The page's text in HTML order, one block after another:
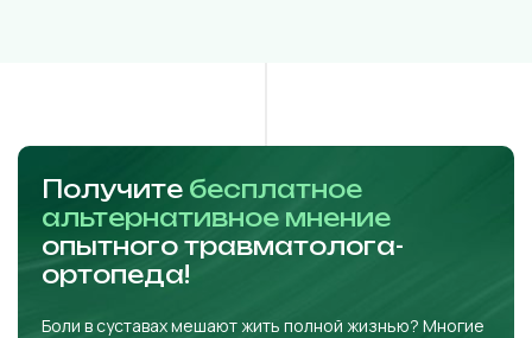
Получите бесплатное
альтернативное мнение
опытного травматолога-
ортопеда!
Боли в суставах мешают жить полной жизнью? Многие